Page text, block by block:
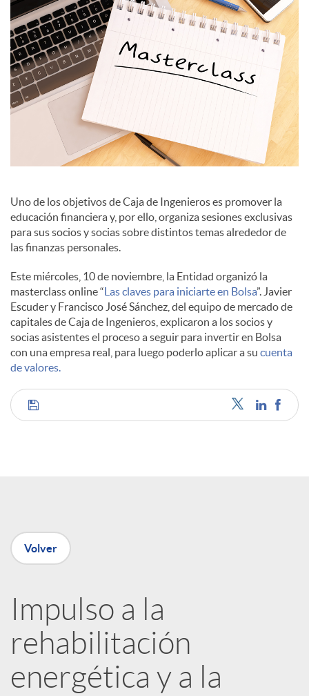
o
c
i
a
l
e
s
Uno de los objetivos de Caja de Ingenieros es promover la
educación financiera y, por ello, organiza sesiones exclusivas
para sus socios y socias sobre distintos temas alrededor de
las finanzas personales.
Este miércoles, 10 de noviembre, la Entidad organizó la
masterclass online “Las claves para iniciarte en Bolsa”. Javier
Escuder y Francisco José Sánchez, del equipo de mercado de
capitales de Caja de Ingenieros, explicaron a los socios y
socias asistentes el proceso a seguir para invertir en Bolsa
con una empresa real, para luego poderlo aplicar a su cuenta
de valores.
C
p
a
r
Volver
Impulso a la
rehabilitación
energética y a la